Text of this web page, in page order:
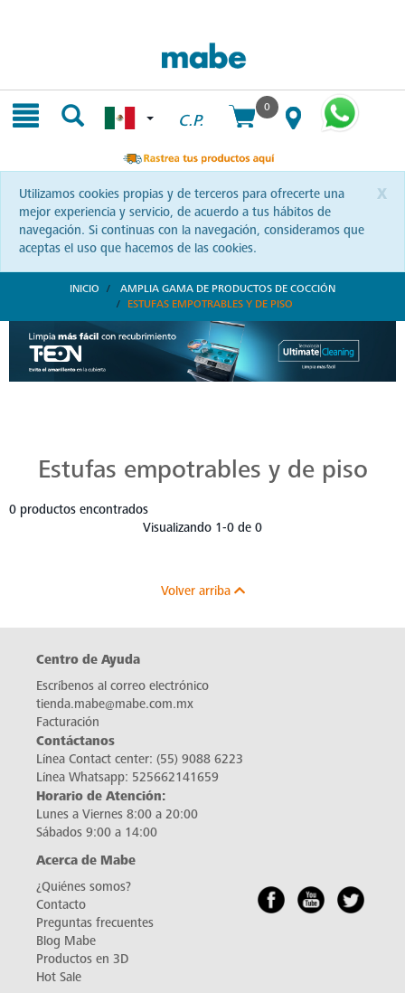
C.P.
0
x
Utilizamos cookies propias y de terceros para ofrecerte una
mejor experiencia y servicio, de acuerdo a tus hábitos de
navegación. Si continuas con la navegación, consideramos que
aceptas el uso que hacemos de las cookies.
INICIO
AMPLIA GAMA DE PRODUCTOS DE COCCIÓN
ESTUFAS EMPOTRABLES Y DE PISO
Estufas empotrables y de piso
0 productos encontrados
Visualizando 1-0 de 0
Volver arriba
Centro de Ayuda
Escríbenos al correo electrónico
tienda.mabe@mabe.com.mx
Facturación
Contáctanos
Línea Contact center: (55) 9088 6223
Línea Whatsapp: 525662141659
Horario de Atención:
Lunes a Viernes 8:00 a 20:00
Sábados 9:00 a 14:00
Acerca de Mabe
¿Quiénes somos?
Contacto
Preguntas frecuentes
Blog Mabe
Productos en 3D
Hot Sale